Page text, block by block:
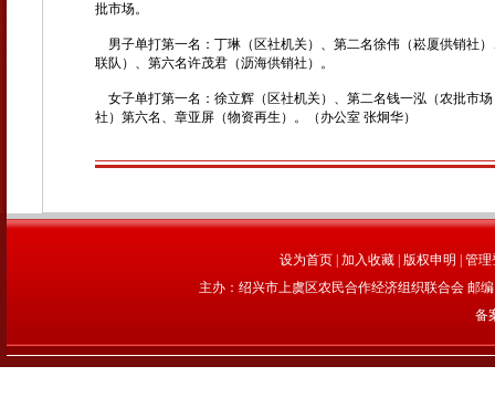
批市场。
男子单打第一名：丁琳（区社机关）、第二名徐伟（崧厦供销社
联队）、第六名许茂君（沥海供销社）。
女子单打第一名：徐立辉（区社机关）、第二名钱一泓（农批市
社）第六名、章亚屏（物资再生）。（办公室 张炯华）
设为首页 加入收藏 版权申明
管理
主办：绍兴市上虞区农民合作经济组织联合会 邮
备